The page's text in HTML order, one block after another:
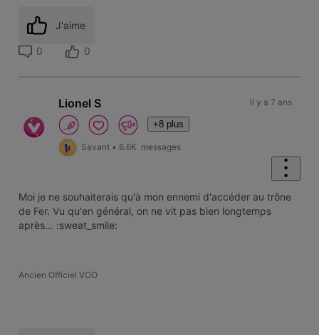
J'aime
0 0
Lionel S
+8 plus
Savant • 6.6K messages
il y a 7 ans
Moi je ne souhaiterais qu'à mon ennemi d'accéder au trône
de Fer. Vu qu'en général, on ne vit pas bien longtemps
après... :sweat_smile:
Ancien Officiel VOO